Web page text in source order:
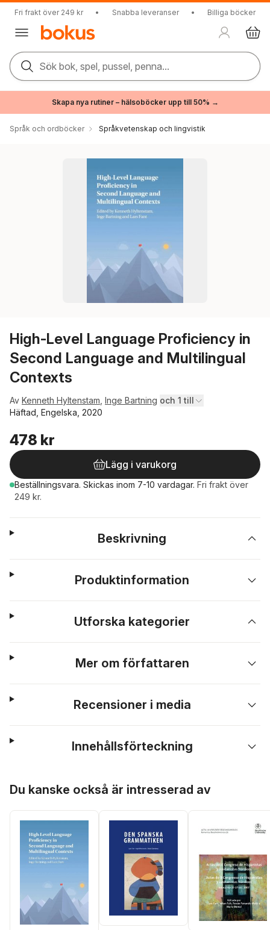
Fri frakt över 249 kr • Snabba leveranser • Billiga böcker
Sök bok, spel, pussel, penna...
Skapa nya rutiner – hälsoböcker upp till 50% →
Språk och ordböcker Språkvetenskap och lingvistik
High-Level Language Proficiency in
Second Language and Multilingual
Contexts
Av Kenneth Hyltenstam Inge Bartning och 1 till
Häftad, Engelska, 2020
478 kr
Lägg i varukorg
Beställningsvara. Skickas inom 7-10 vardagar. Fri frakt över
249 kr.
Beskrivning
Produktinformation
Utforska kategorier
Mer om författaren
Recensioner i media
Innehållsförteckning
Du kanske också är intresserad av